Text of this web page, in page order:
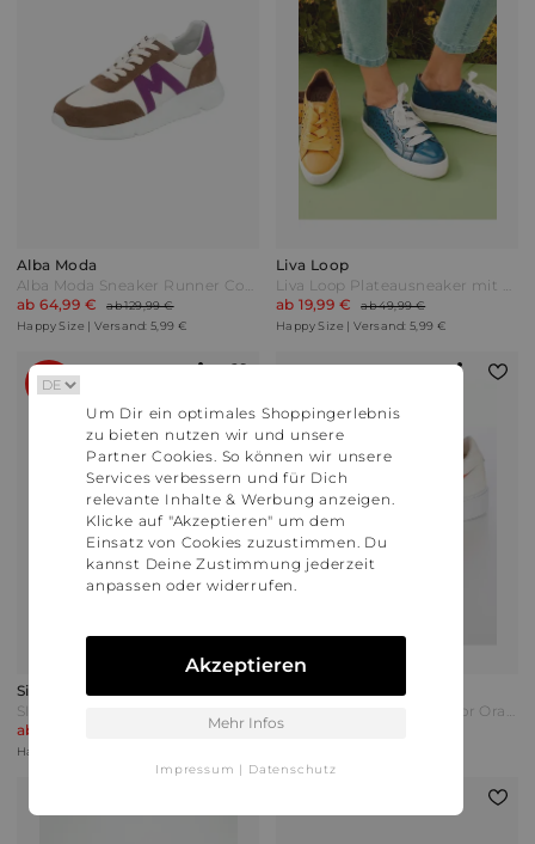
Alba Moda
ab 64,99 €
ab 129,99 €
Happy Size | Versand: 5,99 €
Liva Loop
ab 19,99 €
ab 49,99 €
Happy Size | Versand: 5,99 €
60%
Sienna
SIENNA Sneaker Dunkelblau
ab 51,99 €
Happy Size | Versand: 5,99 €
ab 129,99 €
Um Dir ein optimales Shoppingerlebnis
zu bieten nutzen wir und unsere
Partner Cookies. So können wir unsere
Services verbessern und für Dich
relevante Inhalte & Werbung anzeigen.
Klicke auf "Akzeptieren" um dem
Einsatz von Cookies zuzustimmen. Du
kannst Deine Zustimmung jederzeit
anpassen oder widerrufen.
Akzeptieren
Mehr Infos
Impressum | Datenschutz